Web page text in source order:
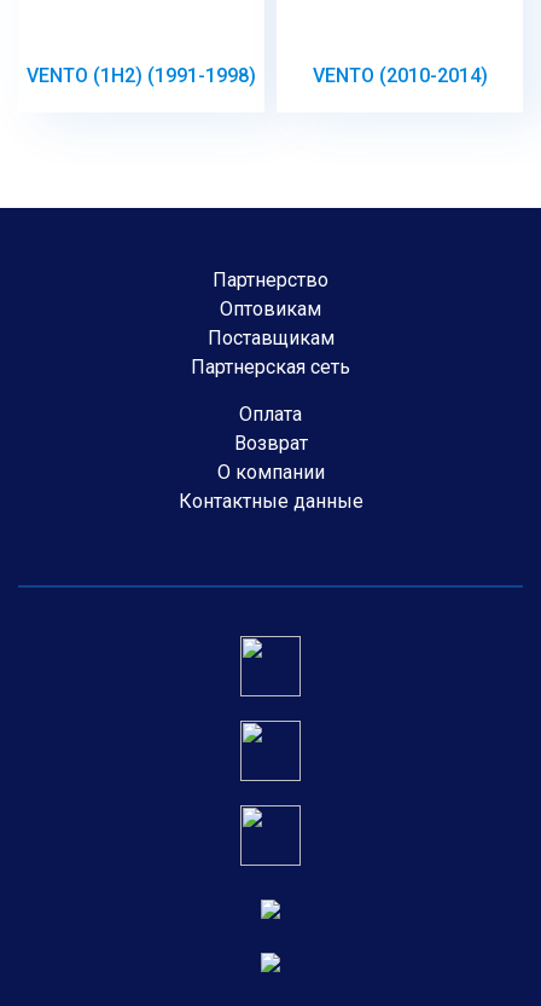
VENTO (1H2) (1991-1998) VENTO (2010-2014)
Партнерство
Оптовикам
Поставщикам
Партнерская сеть
Оплата
Возврат
О компании
Контактные данные